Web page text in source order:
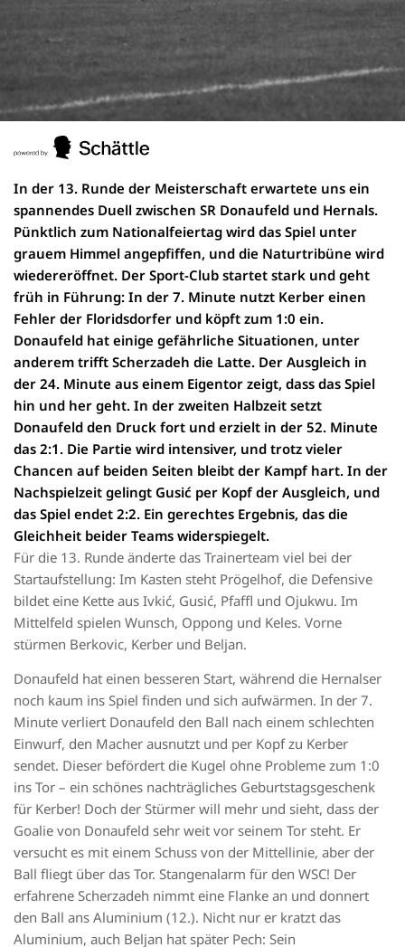
In der 13. Runde der Meisterschaft erwartete uns ein
spannendes Duell zwischen SR Donaufeld und Hernals.
Pünktlich zum Nationalfeiertag wird das Spiel unter
grauem Himmel angepfiffen, und die Naturtribüne wird
wiedereröffnet. Der Sport-Club startet stark und geht
früh in Führung: In der 7. Minute nutzt Kerber einen
Fehler der Floridsdorfer und köpft zum 1:0 ein.
Donaufeld hat einige gefährliche Situationen, unter
anderem trifft Scherzadeh die Latte. Der Ausgleich in
der 24. Minute aus einem Eigentor zeigt, dass das Spiel
hin und her geht. In der zweiten Halbzeit setzt
Donaufeld den Druck fort und erzielt in der 52. Minute
das 2:1. Die Partie wird intensiver, und trotz vieler
Chancen auf beiden Seiten bleibt der Kampf hart. In der
Nachspielzeit gelingt Gusić per Kopf der Ausgleich, und
das Spiel endet 2:2. Ein gerechtes Ergebnis, das die
Gleichheit beider Teams widerspiegelt.
Für die 13. Runde änderte das Trainerteam viel bei der
Startaufstellung: Im Kasten steht Prögelhof, die Defensive
bildet eine Kette aus Ivkić, Gusić, Pfaffl und Ojukwu. Im
Mittelfeld spielen Wunsch, Oppong und Keles. Vorne
stürmen Berkovic, Kerber und Beljan.
Donaufeld hat einen besseren Start, während die Hernalser
noch kaum ins Spiel finden und sich aufwärmen. In der 7.
Minute verliert Donaufeld den Ball nach einem schlechten
Einwurf, den Macher ausnutzt und per Kopf zu Kerber
sendet. Dieser befördert die Kugel ohne Probleme zum 1:0
ins Tor – ein schönes nachträgliches Geburtstagsgeschenk
für Kerber! Doch der Stürmer will mehr und sieht, dass der
Goalie von Donaufeld sehr weit vor seinem Tor steht. Er
versucht es mit einem Schuss von der Mittellinie, aber der
Ball fliegt über das Tor. Stangenalarm für den WSC! Der
erfahrene Scherzadeh nimmt eine Flanke an und donnert
den Ball ans Aluminium (12.). Nicht nur er kratzt das
Aluminium, auch Beljan hat später Pech: Sein